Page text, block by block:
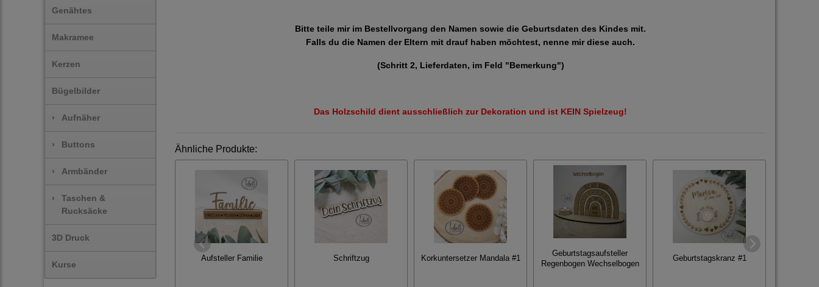
Genähtes
Makramee
Kerzen
Bügelbilder
› Aufnäher
› Buttons
› Armbänder
›
Taschen &
Rucksäcke
3D Druck
Kurse
Bitte teile mir im Bestellvorgang den Namen sowie die Geburtsdaten des Kindes mit.
Falls du die Namen der Eltern mit drauf haben möchtest, nenne mir diese auch.
(Schritt 2, Lieferdaten, im Feld "Bemerkung")
Das Holzschild dient ausschließlich zur Dekoration und ist KEIN Spielzeug!
Ähnliche Produkte:
Aufsteller Familie Schriftzug Korkuntersetzer Mandala #1
Geburtstagsaufsteller
Regenbogen Wechselbogen
Geburtstagskranz #1